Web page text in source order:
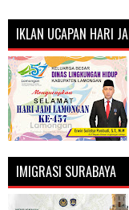
IKLAN UCAPAN HARI
IMIGRASI SURABAYA